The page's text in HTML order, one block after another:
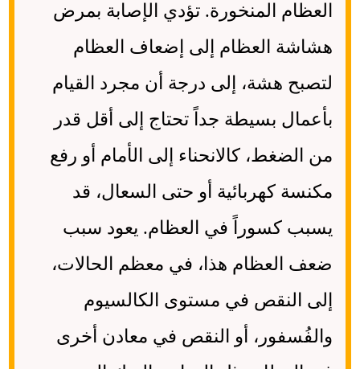
العظام المنخورة. تؤدي الإصابة بمرض
هشاشة العظام إلى إضعاف العظام
لتصبح هشة، إلى درجة أن مجرد القيام
بأعمال بسيطة جداً تحتاج إلى أقل قدر
من الضغط، كالانحناء إلى الأمام أو رفع
مكنسة كهربائية أو حتى السعال، قد
يسبب كسوراً في العظام. يعود سبب
ضعف العظام هذا، في معظم الحالات،
إلى النقص في مستوى الكالسيوم
والفُسفور، أو النقص في معادن أخرى